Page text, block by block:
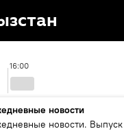
16:00
новости
новости. Выпуск